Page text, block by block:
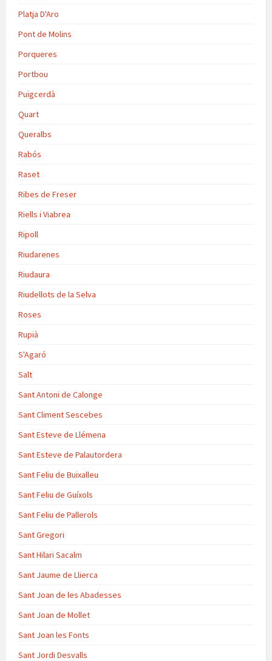
Platja D'Aro
Pont de Molins
Porqueres
Portbou
Puigcerdà
Quart
Queralbs
Rabós
Raset
Ribes de Freser
Riells i Viabrea
Ripoll
Riudarenes
Riudaura
Riudellots de la Selva
Roses
Rupià
S'Agaró
Salt
Sant Antoni de Calonge
Sant Climent Sescebes
Sant Esteve de Llémena
Sant Esteve de Palautordera
Sant Feliu de Buixalleu
Sant Feliu de Guíxols
Sant Feliu de Pallerols
Sant Gregori
Sant Hilari Sacalm
Sant Jaume de Llierca
Sant Joan de les Abadesses
Sant Joan de Mollet
Sant Joan les Fonts
Sant Jordi Desvalls